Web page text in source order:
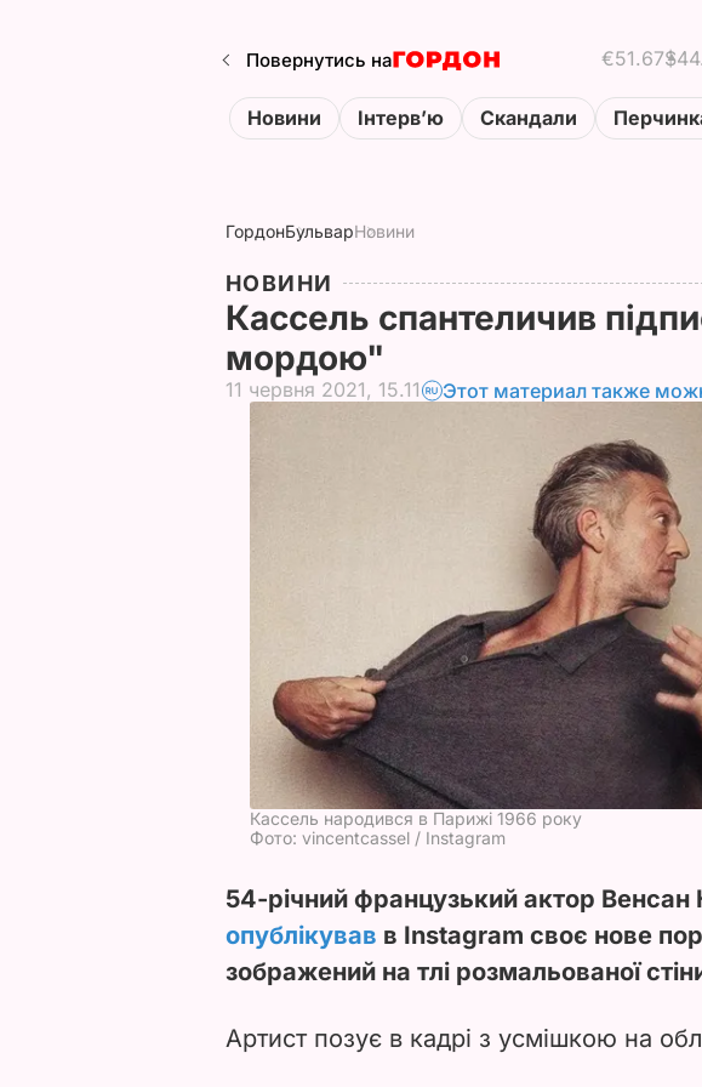
Повернутись на €51.67
Новини Інтервʼю Скандали
ГордонБульварНовини
НОВИНИ
Кассель спантеличив
мордою"
11 червня 2021, 15.11 Этот материал также
Кассель народився в Парижі 1966 року
Фото: vincentcassel / Instagram
54-річний французький актор Венсан
опублікував в Instagram своє нове
зображений на тлі розмальованої
Артист позує в кадрі з усмішкою на